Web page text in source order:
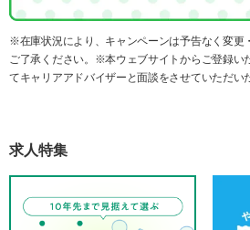
※在庫状況により、キャンペーンは予告なく変更
ご了承ください。※本ウェブサイトからご登録い
てキャリアアドバイザーと面談をさせていただい
求人特集